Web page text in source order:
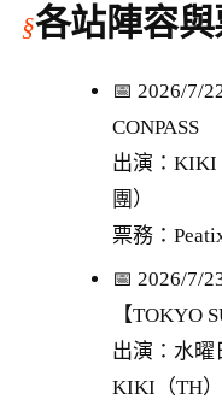
各站陣容
📅 2026/7/
CONPASS
出演：KIKI
團）
票務：
📅 2026/7/
【TOKYO
出演：水曜
KIKI（TH）